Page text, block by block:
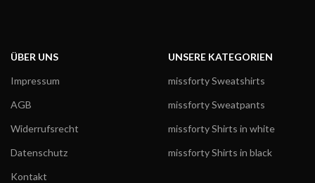
ÜBER UNS
Impressum
AGB
Widerrufsrecht
Datenschutz
Kontakt
UNSERE KATEGORIEN
missforty Sweatshirts
missforty Sweatpants
missforty Shirts in white
missforty Shirts in black